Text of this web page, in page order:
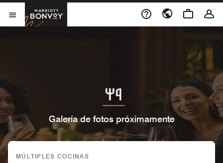
Skip to Content
Abrir el menú
Marriott Bonvoy
Galería de fotos próximamente
MÚLTIPLES COCINAS